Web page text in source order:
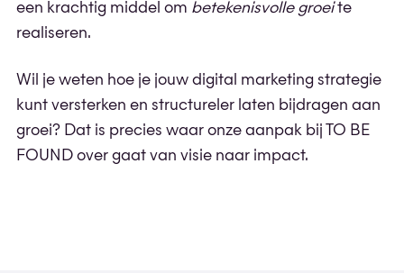
een krachtig middel om betekenisvolle groeite
realiseren.
Wil je weten hoe je jouw digital marketing strategie
kunt versterken en structureler laten bijdragen aan
groei? Dat is precies waar onze aanpak bij TO BE
FOUND over gaat van visie naar impact.